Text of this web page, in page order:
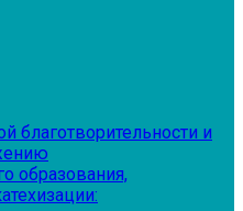
благотворительности и
образования,